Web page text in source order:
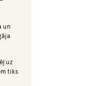
un
uz
tiks